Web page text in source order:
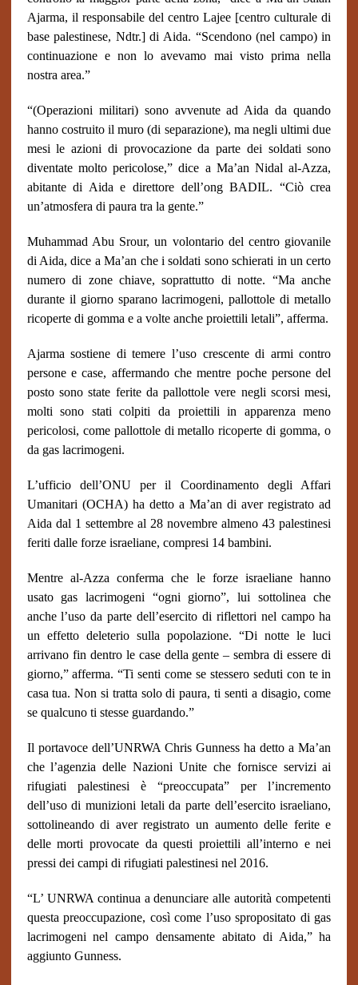
Ajarma, il responsabile del centro Lajee [centro culturale di
base palestinese, Ndtr.] di Aida. “Scendono (nel campo) in
continuazione e non lo avevamo mai visto prima nella
nostra area.”
“(Operazioni militari) sono avvenute ad Aida da quando
hanno costruito il muro (di separazione), ma negli ultimi due
mesi le azioni di provocazione da parte dei soldati sono
diventate molto pericolose,” dice a Ma’an Nidal al-Azza,
abitante di Aida e direttore dell’ong BADIL. “Ciò crea
un’atmosfera di paura tra la gente.”
Muhammad Abu Srour, un volontario del centro giovanile
di Aida, dice a Ma’an che i soldati sono schierati in un certo
numero di zone chiave, soprattutto di notte. “Ma anche
durante il giorno sparano lacrimogeni, pallottole di metallo
ricoperte di gomma e a volte anche proiettili letali”, afferma.
Ajarma sostiene di temere l’uso crescente di armi contro
persone e case, affermando che mentre poche persone del
posto sono state ferite da pallottole vere negli scorsi mesi,
molti sono stati colpiti da proiettili in apparenza meno
pericolosi, come pallottole di metallo ricoperte di gomma, o
da gas lacrimogeni.
L’ufficio dell’ONU per il Coordinamento degli Affari
Umanitari (OCHA) ha detto a Ma’an di aver registrato ad
Aida dal 1 settembre al 28 novembre almeno 43 palestinesi
feriti dalle forze israeliane, compresi 14 bambini.
Mentre al-Azza conferma che le forze israeliane hanno
usato gas lacrimogeni “ogni giorno”, lui sottolinea che
anche l’uso da parte dell’esercito di riflettori nel campo ha
un effetto deleterio sulla popolazione. “Di notte le luci
arrivano fin dentro le case della gente – sembra di essere di
giorno,” afferma. “Ti senti come se stessero seduti con te in
casa tua. Non si tratta solo di paura, ti senti a disagio, come
se qualcuno ti stesse guardando.”
Il portavoce dell’UNRWA Chris Gunness ha detto a Ma’an
che l’agenzia delle Nazioni Unite che fornisce servizi ai
rifugiati palestinesi è “preoccupata” per l’incremento
dell’uso di munizioni letali da parte dell’esercito israeliano,
sottolineando di aver registrato un aumento delle ferite e
delle morti provocate da questi proiettili all’interno e nei
pressi dei campi di rifugiati palestinesi nel 2016.
“L’ UNRWA continua a denunciare alle autorità competenti
questa preoccupazione, così come l’uso spropositato di gas
lacrimogeni nel campo densamente abitato di Aida,” ha
aggiunto Gunness.